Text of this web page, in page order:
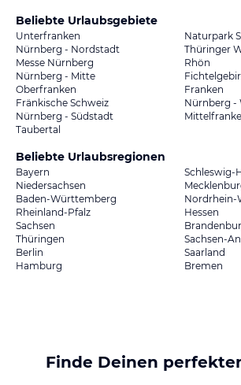
Beliebte Urlaubsgebiete
Unterfranken
Naturpark
Nürnberg - Nordstadt
Thüringer
Messe Nürnberg
Rhön
Nürnberg - Mitte
Oberfranken
Franken
Fränkische Schweiz
Nürnberg -
Nürnberg - Südstadt
Taubertal
Beliebte Urlaubsregionen
Bayern
Schleswig-
Niedersachsen
Baden-Württemberg
Nordrhein-
Rheinland-Pfalz
Hessen
Sachsen
Thüringen
Sachsen-
Berlin
Saarland
Hamburg
Bremen
Finde Deinen